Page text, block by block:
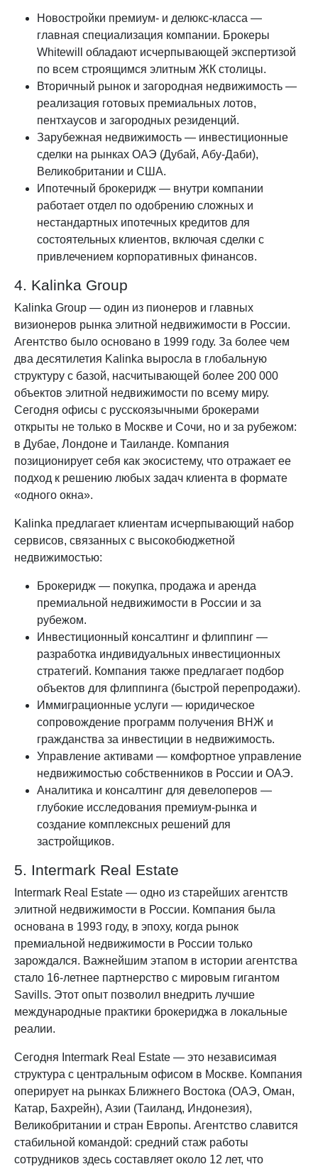
Новостройки премиум- и делюкс-класса —
главная специализация компании. Брокеры
Whitewill обладают исчерпывающей экспертизой
по всем строящимся элитным ЖК столицы.
Вторичный рынок и загородная недвижимость —
реализация готовых премиальных лотов,
пентхаусов и загородных резиденций.
Зарубежная недвижимость — инвестиционные
сделки на рынках ОАЭ (Дубай, Абу-Даби),
Великобритании и США.
Ипотечный брокеридж — внутри компании
работает отдел по одобрению сложных и
нестандартных ипотечных кредитов для
состоятельных клиентов, включая сделки с
привлечением корпоративных финансов.
4. Kalinka Group
Kalinka Group — один из пионеров и главных
визионеров рынка элитной недвижимости в России.
Агентство было основано в 1999 году. За более чем
два десятилетия Kalinka выросла в глобальную
структуру с базой, насчитывающей более 200 000
объектов элитной недвижимости по всему миру.
Сегодня офисы с русскоязычными брокерами
открыты не только в Москве и Сочи, но и за рубежом:
в Дубае, Лондоне и Таиланде. Компания
позиционирует себя как экосистему, что отражает ее
подход к решению любых задач клиента в формате
«одного окна».
Kalinka предлагает клиентам исчерпывающий набор
сервисов, связанных с высокобюджетной
недвижимостью:
Брокеридж — покупка, продажа и аренда
премиальной недвижимости в России и за
рубежом.
Инвестиционный консалтинг и флиппинг —
разработка индивидуальных инвестиционных
стратегий. Компания также предлагает подбор
объектов для флиппинга (быстрой перепродажи).
Иммиграционные услуги — юридическое
сопровождение программ получения ВНЖ и
гражданства за инвестиции в недвижимость.
Управление активами — комфортное управление
недвижимостью собственников в России и ОАЭ.
Аналитика и консалтинг для девелоперов —
глубокие исследования премиум-рынка и
создание комплексных решений для
застройщиков.
5. Intermark Real Estate
Intermark Real Estate — одно из старейших агентств
элитной недвижимости в России. Компания была
основана в 1993 году, в эпоху, когда рынок
премиальной недвижимости в России только
зарождался. Важнейшим этапом в истории агентства
стало 16-летнее партнерство с мировым гигантом
Savills. Этот опыт позволил внедрить лучшие
международные практики брокериджа в локальные
реалии.
Сегодня Intermark Real Estate — это независимая
структура с центральным офисом в Москве. Компания
оперирует на рынках Ближнего Востока (ОАЭ, Оман,
Катар, Бахрейн), Азии (Таиланд, Индонезия),
Великобритании и стран Европы. Агентство славится
стабильной командой: средний стаж работы
сотрудников здесь составляет около 12 лет, что